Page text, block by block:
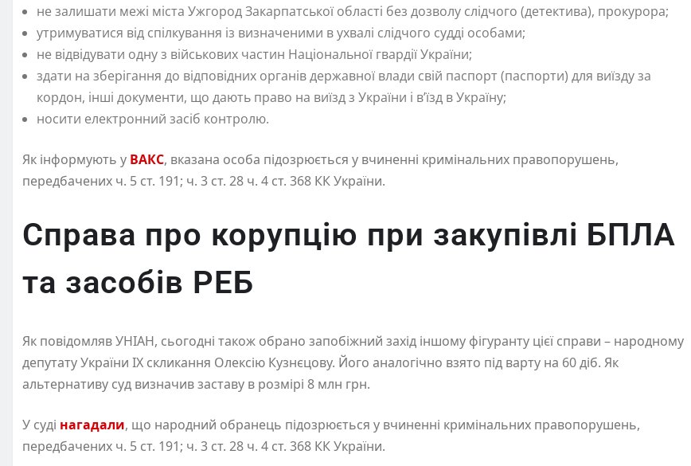
не залишати межі міста Ужгород Закарпатської області без дозволу слідчого (детектива), прокурора;
утримуватися від спілкування із визначеними в ухвалі слідчого судді особами;
не відвідувати одну з військових частин Національної гвардії України;
здати на зберігання до відповідних органів державної влади свій паспорт (паспорти) для виїзду за
кордон, інші документи, що дають право на виїзд з України і в’їзд в Україну;
носити електронний засіб контролю.
Як інформують у ВАКС, вказана особа підозрюється у вчиненні кримінальних правопорушень,
передбачених ч. 5 ст. 191; ч. 3 ст. 28 ч. 4 ст. 368 КК України.
Справа про корупцію при закупівлі БПЛА
та засобів РЕБ
Як повідомляв УНІАН, сьогодні також обрано запобіжний захід іншому фігуранту цієї справи – народному
депутату України IX скликання Олексію Кузнєцову. Його аналогічно взято під варту на 60 діб. Як
альтернативу суд визначив заставу в розмірі 8 млн грн.
У суді нагадали, що народний обранець підозрюється у вчиненні кримінальних правопорушень,
передбачених ч. 5 ст. 191; ч. 3 ст. 28 ч. 4 ст. 368 КК України.